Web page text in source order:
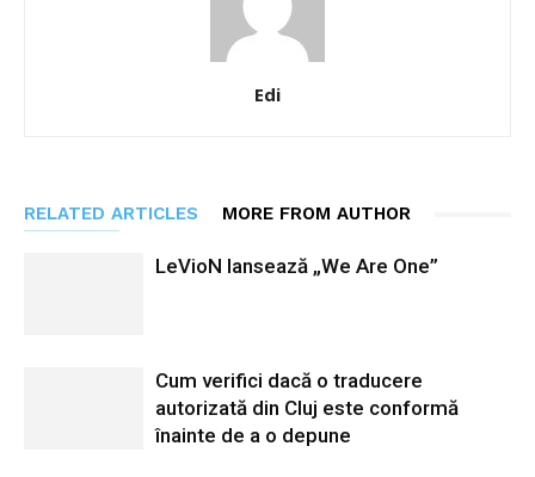
Edi
RELATED ARTICLES MORE FROM AUTHOR
LeVioN lansează „We Are One”
Cum verifici dacă o traducere
autorizată din Cluj este conformă
înainte de a o depune